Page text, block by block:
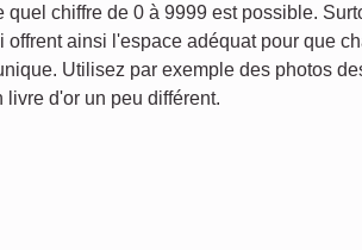
quel chiffre de 0 à 9999 est possible.
ainsi l'espace adéquat pour que
Utilisez par exemple des photos
d'or un peu différent.